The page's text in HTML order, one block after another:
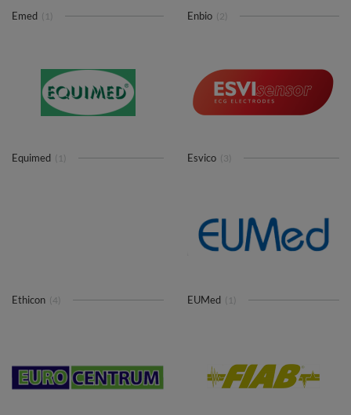
Emed (1) Enbio (2)
Equimed (1) Esvico (3)
Ethicon (4) EUMed (1)